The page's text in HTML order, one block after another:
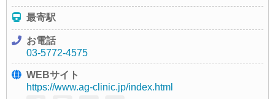
最寄駅
お電話
03-5772-4575
WEBサイト
https://www.ag-clinic.jp/index.html